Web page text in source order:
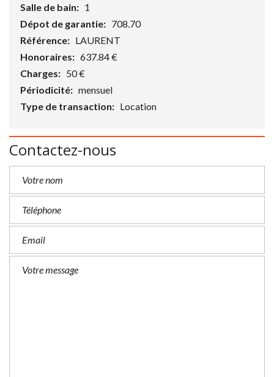
Salle de bain: 1
Dépot de garantie: 708.70
Référence: LAURENT
Honoraires: 637.84 €
Charges: 50 €
Périodicité: mensuel
Type de transaction: Location
Contactez-nous